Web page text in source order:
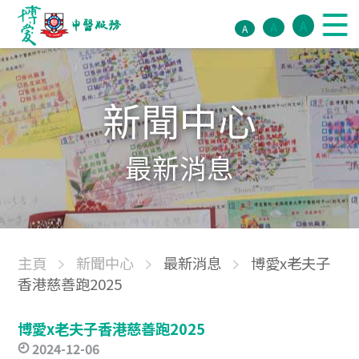
A A A
新聞中心
最新消息
主頁 新聞中心 最新消息
博愛x老夫子
香港慈善跑2025
博愛x老夫子香港慈善跑2025
2024-12-06